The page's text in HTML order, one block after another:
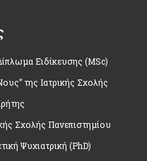
Ειδίκευσης (MSc)
της Ιατρικής Σχολής
Σχολής Πανεπιστημίου
Ψυχιατρική (PhD)